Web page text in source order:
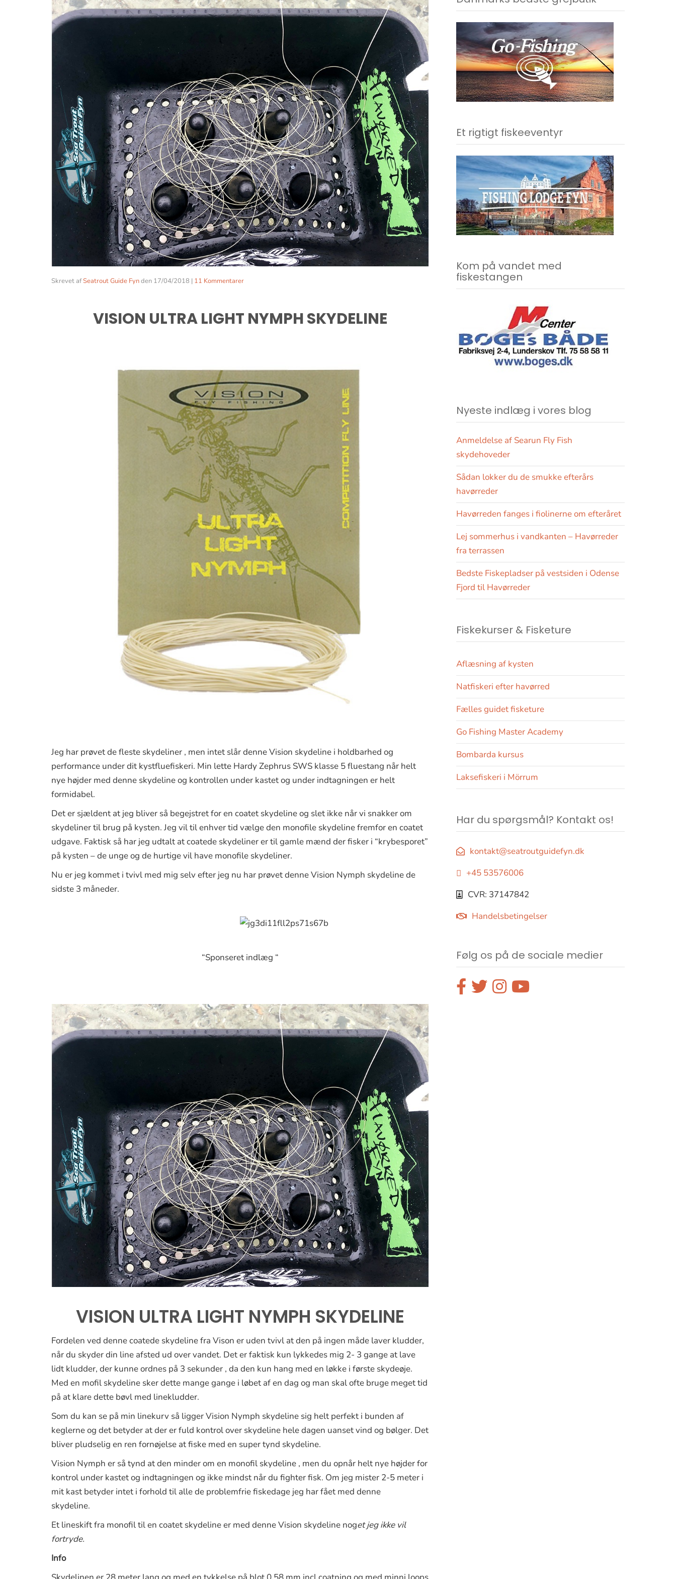
Skrevet afSeatrout Guide Fynden 17/04/2018 | 11 Kommentarer
VISION ULTRA LIGHT NYMPH SKYDELINE
Jeg har prøvet de fleste skydeliner , men intet slår denne Vision skydeline i holdbarhed og
performance under dit kystfluefiskeri. Min lette Hardy Zephrus SWS klasse 5 fluestang når helt
nye højder med denne skydeline og kontrollen under kastet og under indtagningen er helt
formidabel.
Det er sjældent at jeg bliver så begejstret for en coatet skydeline og slet ikke når vi snakker om
skydeliner til brug på kysten. Jeg vil til enhver tid vælge den monofile skydeline fremfor en coatet
udgave. Faktisk så har jeg udtalt at coatede skydeliner er til gamle mænd der fisker i “krybesporet”
på kysten – de unge og de hurtige vil have monofile skydeliner.
Nu er jeg kommet i tvivl med mig selv efter jeg nu har prøvet denne Vision Nymph skydeline de
sidste 3 måneder.
“Sponseret indlæg “
VISION ULTRA LIGHT NYMPH SKYDELINE
Fordelen ved denne coatede skydeline fra Vison er uden tvivl at den på ingen måde laver kludder,
når du skyder din line afsted ud over vandet. Det er faktisk kun lykkedes mig 2- 3 gange at lave
lidt kludder, der kunne ordnes på 3 sekunder , da den kun hang med en løkke i første skydeøje.
Med en mofil skydeline sker dette mange gange i løbet af en dag og man skal ofte bruge meget tid
på at klare dette bøvl med linekludder.
Som du kan se på min linekurv så ligger Vision Nymph skydeline sig helt perfekt i bunden af
keglerne og det betyder at der er fuld kontrol over skydeline hele dagen uanset vind og bølger. Det
bliver pludselig en ren fornøjelse at fiske med en super tynd skydeline.
Vision Nymph er så tynd at den minder om en monofil skydeline , men du opnår helt nye højder for
kontrol under kastet og indtagningen og ikke mindst når du fighter fisk. Om jeg mister 2-5 meter i
mit kast betyder intet i forhold til alle de problemfrie fiskedage jeg har fået med denne
skydeline.
Et lineskift fra monofil til en coatet skydeline er med denne Vision skydeline noget jeg ikke vil
fortryde.
Info
Et rigtigt fiskeeventyr
Kom på vandet med
fiskestangen
Nyeste indlæg i vores blog
Anmeldelse af Searun Fly Fish
skydehoveder
Sådan lokker du de smukke efterårs
havørreder
Havørreden fanges i fiolinerne om efteråret
Lej sommerhus i vandkanten – Havørreder
fra terrassen
Bedste Fiskepladser på vestsiden i Odense
Fjord til Havørreder
Fiskekurser & Fisketure
Aflæsning af kysten
Natfiskeri efter havørred
Fælles guidet fisketure
Go Fishing Master Academy
Bombarda kursus
Laksefiskeri i Mörrum
Har du spørgsmål? Kontakt os!
kontakt@seatroutguidefyn.dk
+45 53576006
CVR: 37147842
Handelsbetingelser
Følg os på de sociale medier